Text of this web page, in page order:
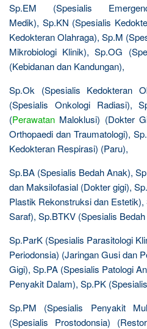
Sp.EM (Spesialis
Medik), Sp.KN (Spesialis
Kedokteran Olahraga), Sp.M
Mikrobiologi Klinik), Sp.OG
(Kebidanan dan Kandungan),
Sp.Ok (Spesialis Kedokteran
(Spesialis Onkologi Radiasi),
(Perawatan Maloklusi) (Dokter
Orthopaedi dan Traumatologi),
Kedokteran Respirasi) (Paru),
Sp.BA (Spesialis Bedah Anak),
dan Maksilofasial (Dokter gigi),
Plastik Rekonstruksi dan
Saraf), Sp.BTKV (Spesialis
Sp.ParK (Spesialis Parasitologi
Periodonsia) (Jaringan Gusi dan
Gigi), Sp.PA (Spesialis Patologi
Penyakit Dalam), Sp.PK
Sp.PM (Spesialis Penyakit
(Spesialis Prostodonsia)